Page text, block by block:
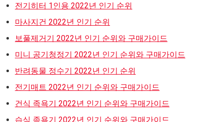
전기히터 1인용 2022년 인기 순위
마사지건 2022년 인기 순위
보풀제거기 2022년 인기 순위와 구매가이드
미니 공기청정기 2022년 인기 순위와 구매가이드
반려동물 정수기 2022년 인기 순위
전기매트 2022년 인기 순위와 구매가이드
건식 족욕기 2022년 인기 순위와 구매가이드
습식 족욕기 2022년 인기 순위와 구매가이드